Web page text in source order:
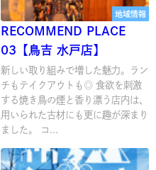
地域情報
RECOMMEND PLACE
03【鳥吉 水戸店】
新しい取り組みで増した魅力。ラン
チもテイクアウトも◎ 食欲を刺激
する焼き鳥の煙と香り漂う店内は、
用いられた古材にも更に趣が深まり
ました。 コ...